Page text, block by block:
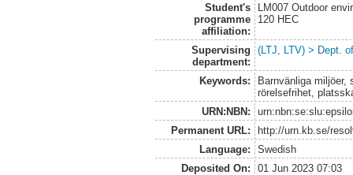
Student's
programme
affiliation:
LM007 Outdoor
120 HEC
Supervising
department:
(LTJ, LTV) > Dept.
Keywords:
Barnvänliga miljöer,
rörelsefrihet,
URN:NBN:
Permanent URL:
http://urn.kb.se/
Language:
Swedish
Deposited On:
01 Jun 2023 07:03